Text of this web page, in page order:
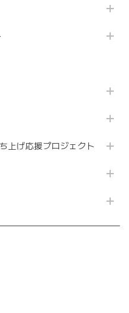
上げ応援プロジェクト